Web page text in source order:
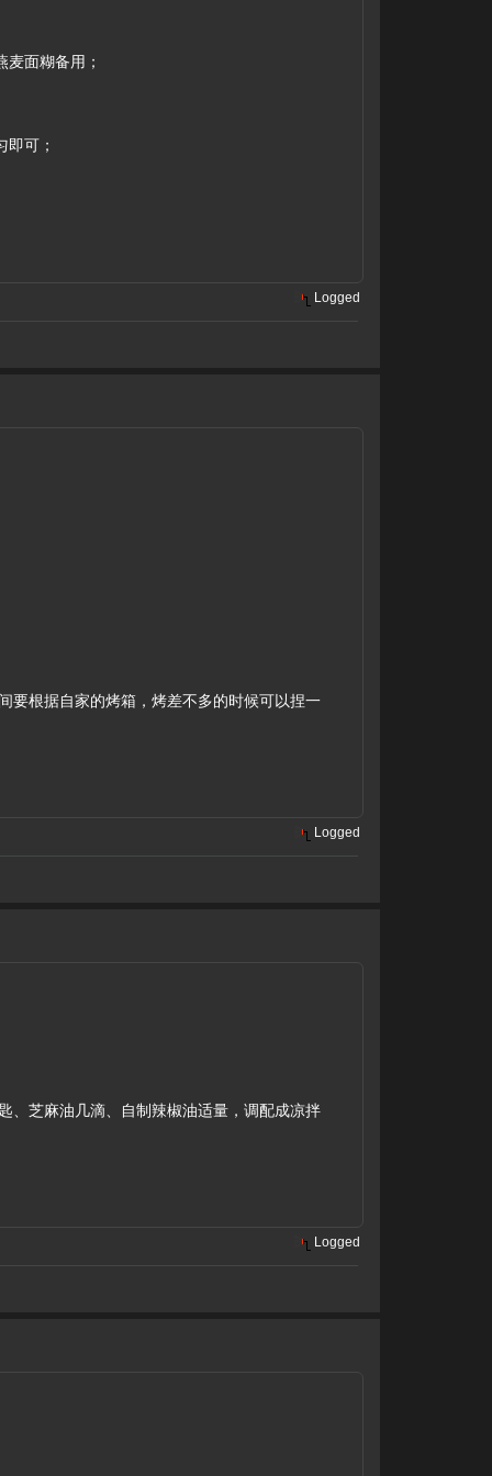
面糊备用；
可；
Logged
根据自家的烤箱，烤差不多的时候可以捏一
Logged
、芝麻油几滴、自制辣椒油适量，调配成凉拌
Logged